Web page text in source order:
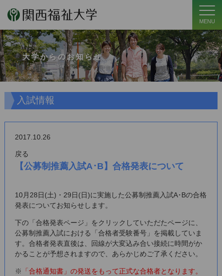
MENU
大学からのお知らせ
入試情報
2017.10.26
戻る
【公募制推薦入試A･B】合格発表について
10月28日(土)・29日(日)に実施した公募制推薦入試A･Bの合格
発表についてお知らせします。
下の「合格発表ページ」をクリックしていただたページに、
公募制推薦入試における「合格者受験番号」を掲載していま
す。合格者発表直後は、回線が大変込み合い接続に時間がか
かることが予想されますので、あらかじめご了承ください。
※
「合格通知書」の発送をもって正式な合格者となります。